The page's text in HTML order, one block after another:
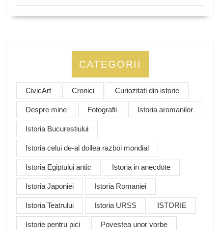
CATEGORII
CivicArt Cronici Curiozitati din istorie
Despre mine Fotografii Istoria aromanilor
Istoria Bucurestiului
Istoria celui de-al doilea razboi mondial
Istoria Egiptului antic Istoria in anecdote
Istoria Japoniei Istoria Romaniei
Istoria Teatrului Istoria URSS ISTORIE
Istorie pentru pici Povestea unor vorbe